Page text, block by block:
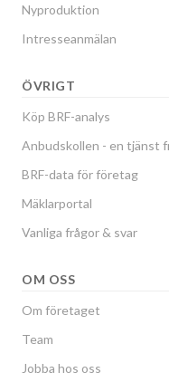
Nyproduktion
Intresseanmälan
ÖVRIGT
Köp BRF-analys
Anbudskollen - en tjänst
BRF-data för företag
Mäklarportal
Vanliga frågor & svar
OM OSS
Om företaget
Team
Jobba hos oss